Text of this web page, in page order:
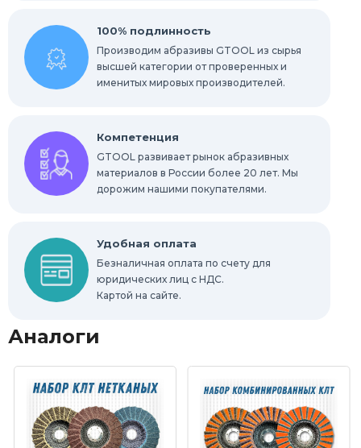
100% подлинность
Производим абразивы GTOOL из сырья
высшей категории от проверенных и
именитых мировых производителей.
Компетенция
GTOOL развивает рынок абразивных
материалов в России более 20 лет. Мы
дорожим нашими покупателями.
Удобная оплата
Безналичная оплата по счету для
юридических лиц с НДС.
Картой на сайте.
Аналоги